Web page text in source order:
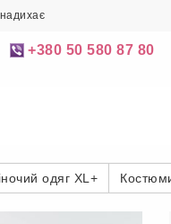
+380 50 580 87 80
одяг XL+